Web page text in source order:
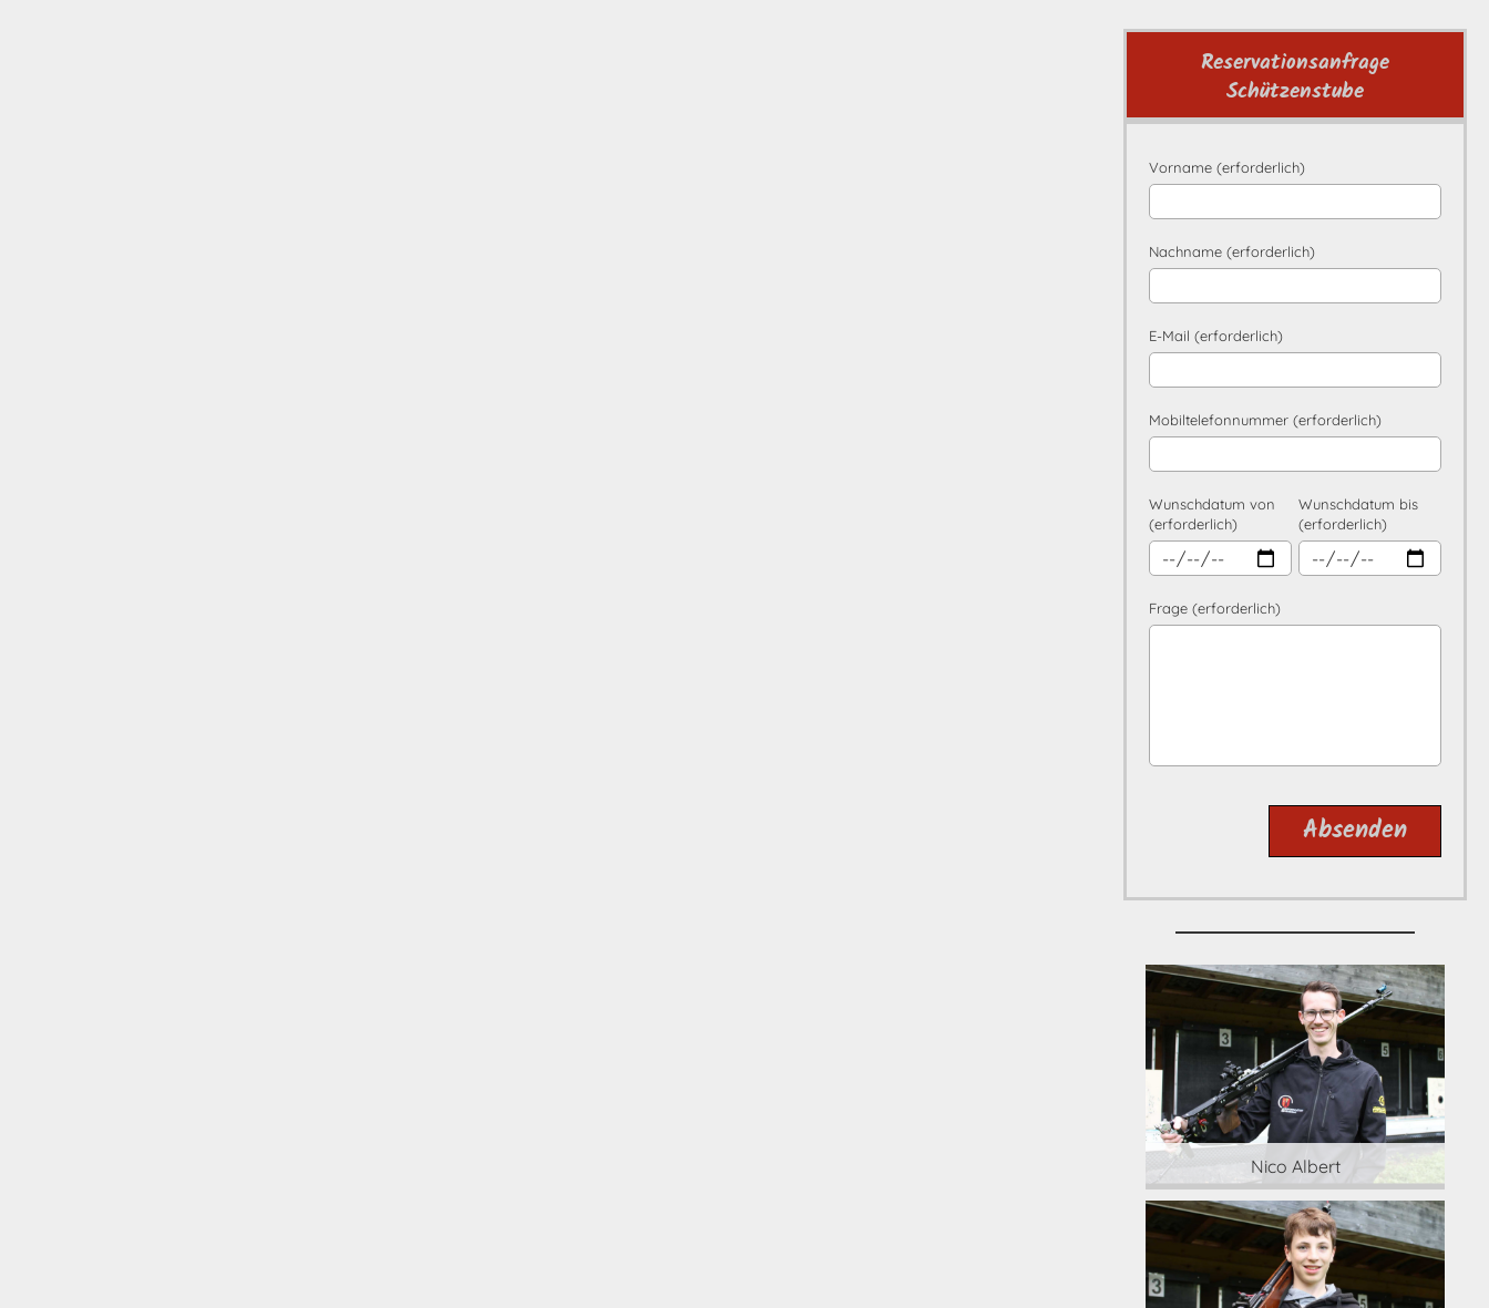
Reservationsanfrage
Schützenstube
Vorname (erforderlich)
Nachname (erforderlich)
E-Mail (erforderlich)
Mobiltelefonnummer (erforderlich)
Wunschdatum von
(erforderlich)
Wunschdatum bis
(erforderlich)
Frage (erforderlich)
Nico Albert